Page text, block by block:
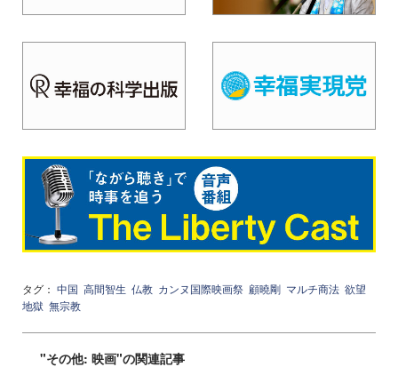
タグ： 中国 高間智生 仏教 カンヌ国際映画祭 顧曉剛 マルチ商法 欲望
地獄 無宗教
"その他: 映画"の関連記事